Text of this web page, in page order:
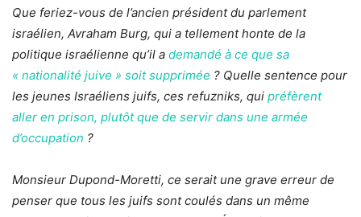
Que feriez-vous de l’ancien président du parlement
israélien, Avraham Burg, qui a tellement honte de la
politique israélienne qu’il a demandé à ce que sa
« nationalité juive » soit supprimée ? Quelle sentence pour
les jeunes Israéliens juifs, ces refuzniks, qui préfèrent
aller en prison, plutôt que de servir dans une armée
d’occupation ?
Monsieur Dupond-Moretti, ce serait une grave erreur de
penser que tous les juifs sont coulés dans un même